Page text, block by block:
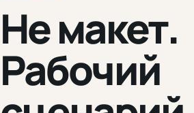
Не макет.
Рабочий